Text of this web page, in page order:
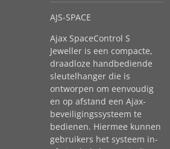
AJS-SPACE
Ajax SpaceControl S
Jeweller is een compacte,
draadloze handbediende
sleutelhanger die is
ontworpen om eenvoudig
en op afstand een Ajax-
beveiligingssysteem te
bedienen. Hiermee kunnen
gebruikers het systeem in-